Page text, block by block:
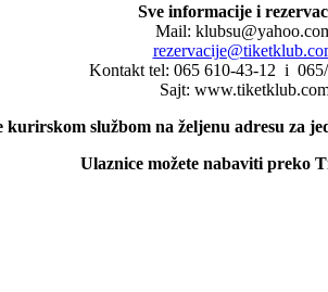
Sve informacije i
Mail:
Kontakt tel: 065 610-43-12 i
Sajt:
kurirskom službom na željenu adresu za
Ulaznice možete nabaviti preko